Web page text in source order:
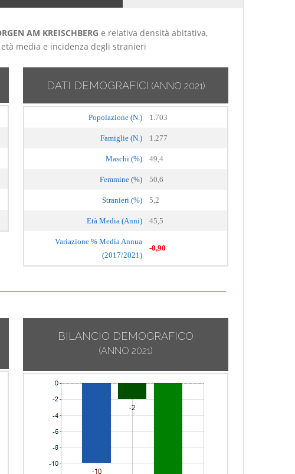
AM KREISCHBERG e relativa densità abitativa,
media e incidenza degli stranieri
DATI DEMOGRAFICI (ANNO 2021)
Popolazione (N.) 1.703
Famiglie (N.) 1.277
Maschi (%) 49,4
Femmine (%) 50,6
Stranieri (%) 5,2
Età Media (Anni) 45,5
Variazione % Media Annua
(2017/2021)
-0,90
BILANCIO DEMOGRAFICO
(ANNO 2021)